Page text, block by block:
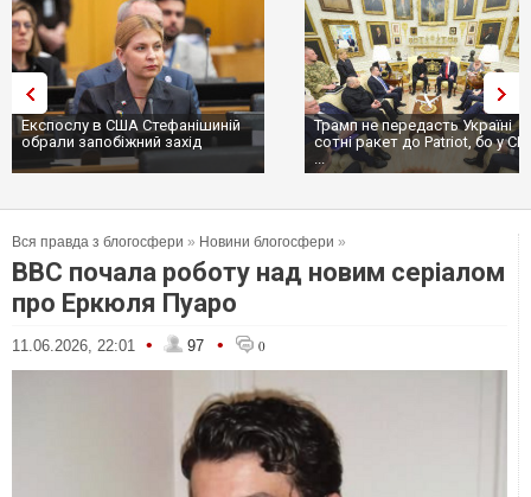
Експослу в США Стефанішиній
обрали запобіжний захід
Трамп не передасть Україні
сотні ракет до Patriot, бо у
...
Вся правда з блогосфери » Новини блогосфери »
BBC почала роботу над новим серіалом
про Еркюля Пуаро
11.06.2026, 22:01 • 97 • 0